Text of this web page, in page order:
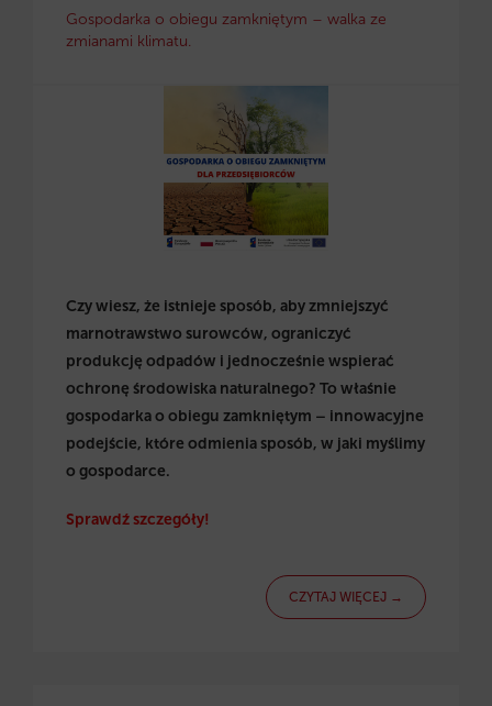
Gospodarka o obiegu zamkniętym – walka ze
zmianami klimatu.
Czy wiesz, że istnieje sposób, aby zmniejszyć
marnotrawstwo surowców, ograniczyć
produkcję odpadów i jednocześnie wspierać
ochronę środowiska naturalnego? To właśnie
gospodarka o obiegu zamkniętym – innowacyjne
podejście, które odmienia sposób, w jaki myślimy
o gospodarce.
Sprawdź szczegóły!
CZYTAJ WIĘCEJ →